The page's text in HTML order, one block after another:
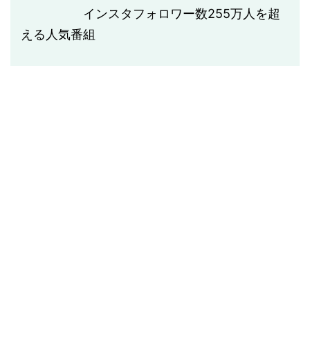
インスタフォロワー数255万人を超
える人気番組